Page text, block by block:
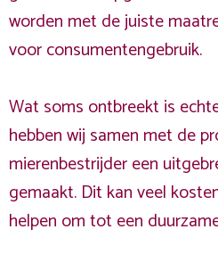
worden met de juiste
voor consumentengebruik.
Wat soms ontbreekt is
hebben wij samen met de
mierenbestrijder een
gemaakt. Dit kan veel
helpen om tot een